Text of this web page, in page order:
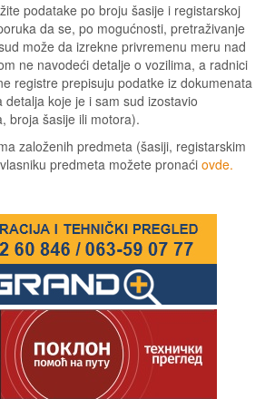
podatake po broju šasije i registarskoj
da se, po mogućnosti, pretraživanje
može da izrekne privremenu meru nad
ne navodeći detalje o vozilima, a radnici
registre prepisuju podatke iz dokumenata
koje je i sam sud izostavio
broja šasije ili motora).
založenih predmeta (šasiji, registarskim
predmeta možete pronaći ovde.